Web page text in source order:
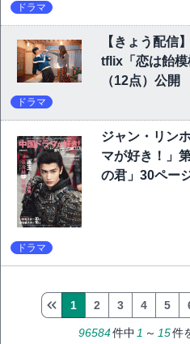
ドラマ
【きょう配信
tflix「恋は飴
（12点）公開
ドラマ
ジャン・リン
マが好き！」
の君」30ペー
ドラマ
96584件中1 ～ 15件
1 2 3 4 5